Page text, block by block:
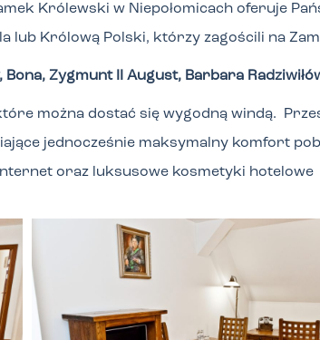
Królewski w Niepołomicach oferuje
lub Królową Polski, którzy zagościli na
Zygmunt II August, Barbara
można dostać się wygodną windą.
jednocześnie maksymalny komfort
oraz luksusowe kosmetyki hotelowe